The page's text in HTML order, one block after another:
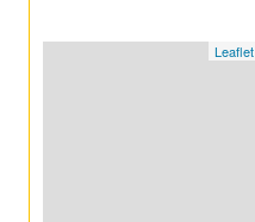
Leaflet